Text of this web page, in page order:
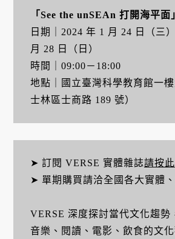
「See the unSEAn 打開海平面
日期｜2024 年 1 月 24 日（三
月 28 日（日）
時間｜09:00－18:00
地點｜國立臺灣科學教育館一
士林區士商路 189 號）
➤ 訂閱 VERSE 實體雜誌請按此
➤ 單期購買請洽全國各大實體
VERSE 深度探討當代文化趨勢
音樂、閱讀、電影、飲食的文